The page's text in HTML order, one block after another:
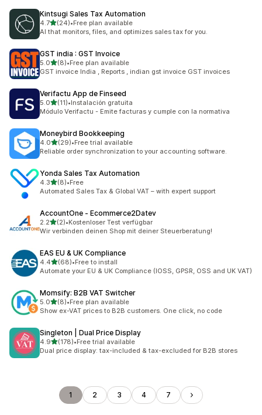
Kintsugi Sales Tax Automation
4.7เต็ม 5 ดาว
(24)
ทั้งหมด 24 รีวิว
•Free plan available
AI that monitors, files, and optimizes sales tax for you.
GST india : GST Invoice
5.0เต็ม 5 ดาว
(8)
ทั้งหมด 8 รีวิว
•Free plan available
GST invoice India , Reports , indian gst invoice GST invoices
Verifactu App de Finseed
5.0เต็ม 5 ดาว
(11)
ทั้งหมด 11 รีวิว
•Instalación gratuita
Módulo Verifactu - Emite facturas y cumple con la normativa
Moneybird Bookkeeping
4.0เต็ม 5 ดาว
(29)
ทั้งหมด 29 รีวิว
•Free trial available
Reliable order synchronization to your accounting software.
Yonda Sales Tax Automation
4.3เต็ม 5 ดาว
(8)
ทั้งหมด 8 รีวิว
•Free
Automated Sales Tax & Global VAT – with expert support
AccountOne ‑ Ecommerce2Datev
2.2เต็ม 5 ดาว
(2)
ทั้งหมด 2 รีวิว
•Kostenloser Test verfügbar
Wir verbinden deinen Shop mit deiner Steuerberatung!
EAS EU & UK Compliance
4.4เต็ม 5 ดาว
(68)
ทั้งหมด 68 รีวิว
•Free to install
Automate your EU & UK Compliance (IOSS, GPSR, OSS and UK VAT)
Momsify: B2B VAT Switcher
5.0เต็ม 5 ดาว
(8)
ทั้งหมด 8 รีวิว
•Free plan available
Show ex-VAT prices to B2B customers. One click, no code
Singleton | Dual Price Display
4.9เต็ม 5 ดาว
(178)
ทั้งหมด 178 รีวิว
•Free trial available
Dual price display: tax-included & tax-excluded for B2B stores
1 2 3 4 7